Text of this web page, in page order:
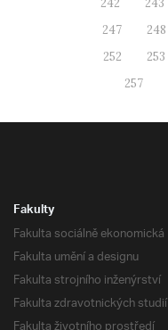
247
248
252
253
257
Fakulty
Fakulta sociálně ekonomická
Fakulta umění a designu
Fakulta strojního inženýrství
Fakulta zdravotnických studií